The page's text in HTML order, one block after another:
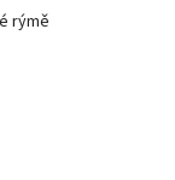
rýmě